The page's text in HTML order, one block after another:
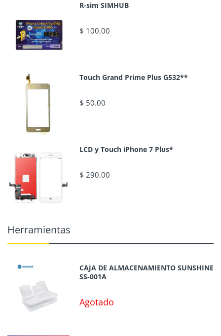
R-sim SIMHUB
$ 100.00
Touch Grand Prime Plus G532**
$ 50.00
LCD y Touch iPhone 7 Plus*
$ 290.00
Herramientas
CAJA DE ALMACENAMIENTO SUNSHINE
SS-001A
Agotado